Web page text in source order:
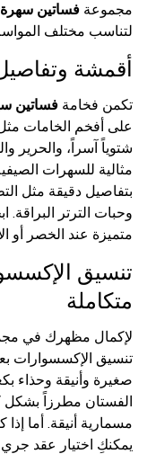
مجموعة فساتين
لتناسب مختلف
أقمشة
تكمن فخامة فساتين
على أفخم الخامات
شتوياً آسراً، والحرير
مثالية للسهرات
بتفاصيل دقيقة مثل
وحبات الترتر
متميزة عند الخصر أو
تنسيق
متكاملة
لإكمال مظهرك في
صغيرة وأنيقة وحذاء
الفستان مطرزاً بشكل
مسمارية أنيقة. أما إذا
يمكنكِ اختيار عقد